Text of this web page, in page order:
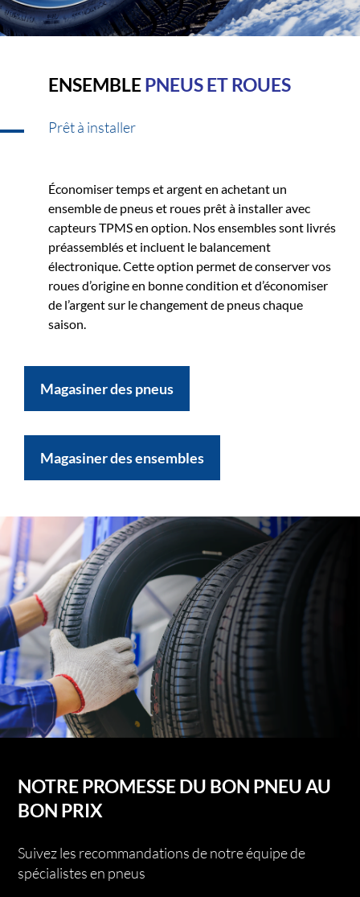
ENSEMBLEPNEUS ET ROUES
Prêt à installer
Économiser temps et argent en achetant un
ensemble de pneus et roues prêt à installer avec
capteurs TPMS en option. Nos ensembles sont livrés
préassemblés et incluent le balancement
électronique. Cette option permet de conserver vos
roues d’origine en bonne condition et d’économiser
de l’argent sur le changement de pneus chaque
saison.
Magasiner des pneus
Magasiner des ensembles
NOTRE PROMESSE DU BON PNEU AU
BON PRIX
Suivez les recommandations de notre équipe de
spécialistes en pneus